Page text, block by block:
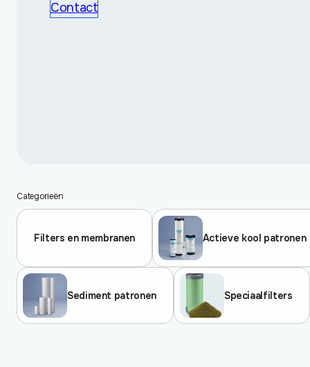
Contact
Categorieën
Filters en membranen Actieve kool patronen
Sediment patronen Speciaalfilters